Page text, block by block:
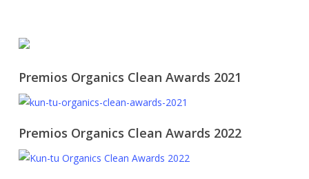
Premios Organics Clean Awards 2021
Premios Organics Clean Awards 2022